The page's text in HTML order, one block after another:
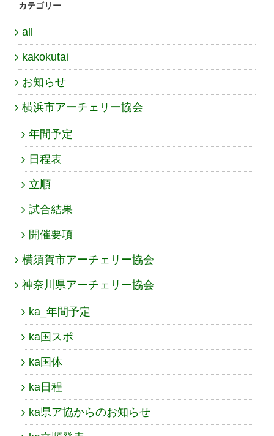
カテゴリー
all
kakokutai
お知らせ
横浜市アーチェリー協会
年間予定
日程表
立順
試合結果
開催要項
横須賀市アーチェリー協会
神奈川県アーチェリー協会
ka_年間予定
ka国スポ
ka国体
ka日程
ka県ア協からのお知らせ